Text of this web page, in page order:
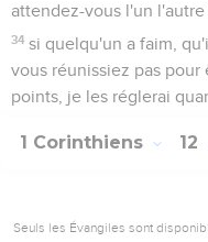
attendez-vous l'un l'autre
34 si quelqu'un a faim,
vous réunissiez pas pour
points, je les réglerai
1 Corinthiens 12
Seuls les Évangiles sont